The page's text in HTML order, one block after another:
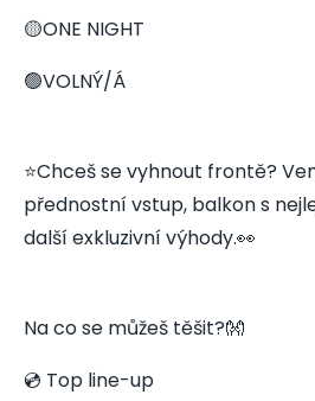
🟡ONE NIGHT
🟢VOLNÝ/Á
⭐️Chceš se vyhnout frontě?
přednostní vstup, balkon s
další exkluzivní výhody.👀
Na co se můžeš těšit?👐
💿 Top line-up